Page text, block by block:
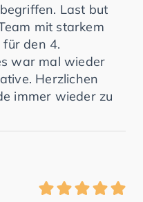
Last but
mit starkem
den 4.
war mal wieder
Herzlichen
immer wieder zu